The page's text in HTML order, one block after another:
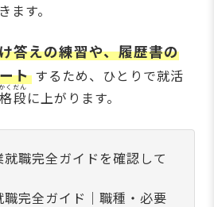
ます。
答えの練習や、履歴書の
ト するため、ひとりで就活
格段
かくだん
に上がります。
職完全ガイドを確認して
完全ガイド｜職種・必要